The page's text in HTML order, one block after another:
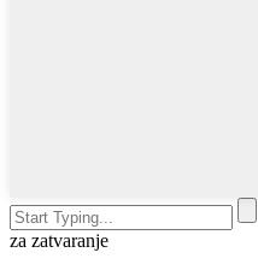
za zatvaranje